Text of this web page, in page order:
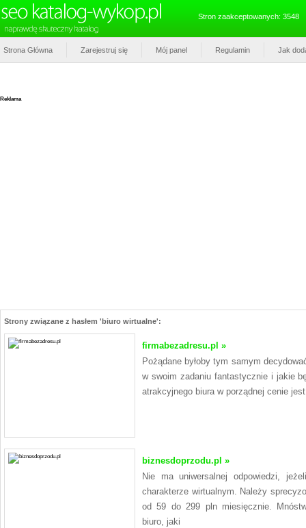
Stron zaakceptowanych: 3548
Strona Główna Zarejestruj się Mój panel Regulamin Jak
Reklama
Strony związane z hasłem 'biuro wirtualne':
firmabezadresu.pl »
Pożądane byłoby tym samym
w swoim zadaniu fantastycznie i jakie
atrakcyjnego biura w porządnej cenie
biznesdoprzodu.pl »
Nie ma uniwersalnej odpowiedzi,
charakterze wirtualnym. Należy
od 59 do 299 pln miesięcznie.
biuro, jaki